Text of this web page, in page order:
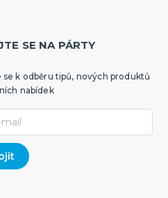
SE NA PÁRTY
se k odběru tipů, nových produktů
nabídek